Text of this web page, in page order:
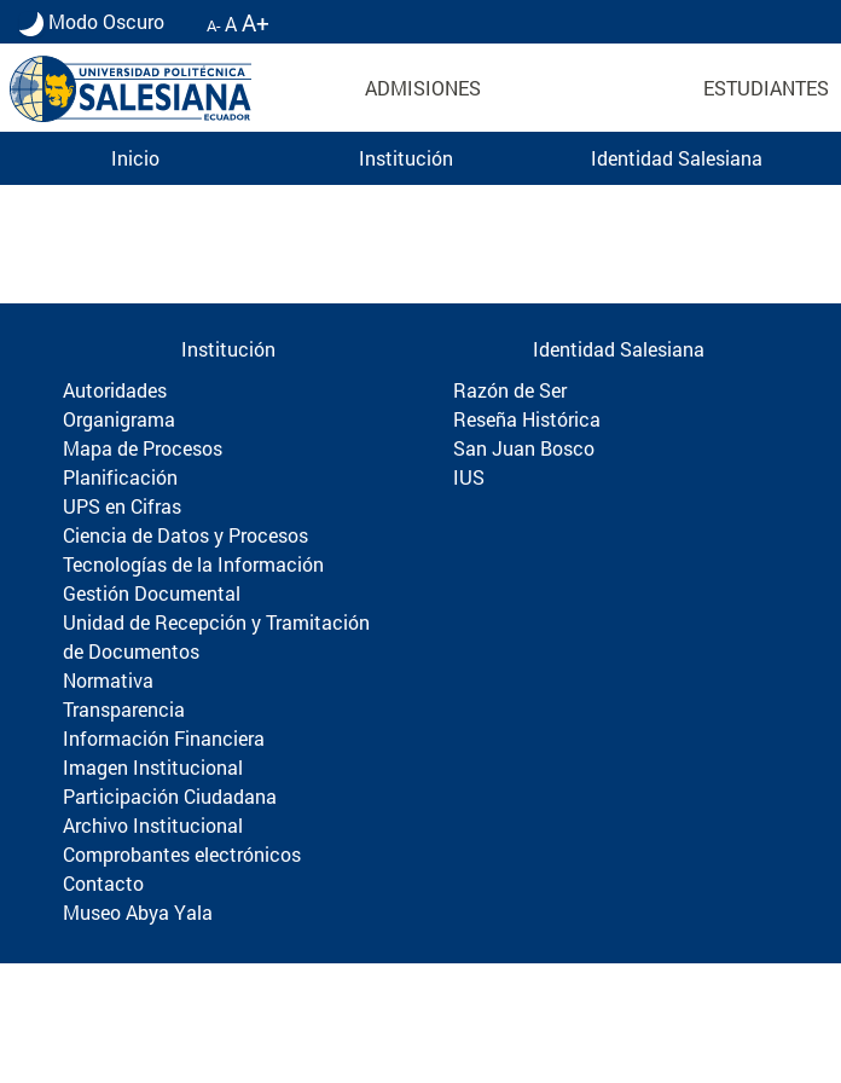
Modo Oscuro A-AA+
ADMISIONES ESTUDIANTES
Inicio Institución Identidad Salesiana
Información para Graduados UPS | Universidad Politécnica
Institución
Autoridades
Organigrama
Mapa de Procesos
Planificación
UPS en Cifras
Ciencia de Datos y Procesos
Tecnologías de la Información
Gestión Documental
Unidad de Recepción y Tramitación
de Documentos
Normativa
Transparencia
Información Financiera
Imagen Institucional
Participación Ciudadana
Archivo Institucional
Comprobantes electrónicos
Contacto
Museo Abya Yala
Identidad Salesiana
Razón de Ser
Reseña Histórica
San Juan Bosco
IUS